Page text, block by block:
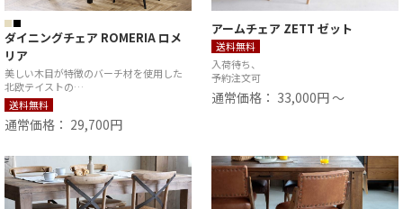
ダイニングチェア ROMERIA ロメ
リア
美しい木目が特徴のバーチ材を使用した
北欧テイストの…
送料無料
通常価格： 29,700円
アームチェア ZETT ゼット
送料無料
入荷待ち、
予約注文可
通常価格： 33,000円 ～